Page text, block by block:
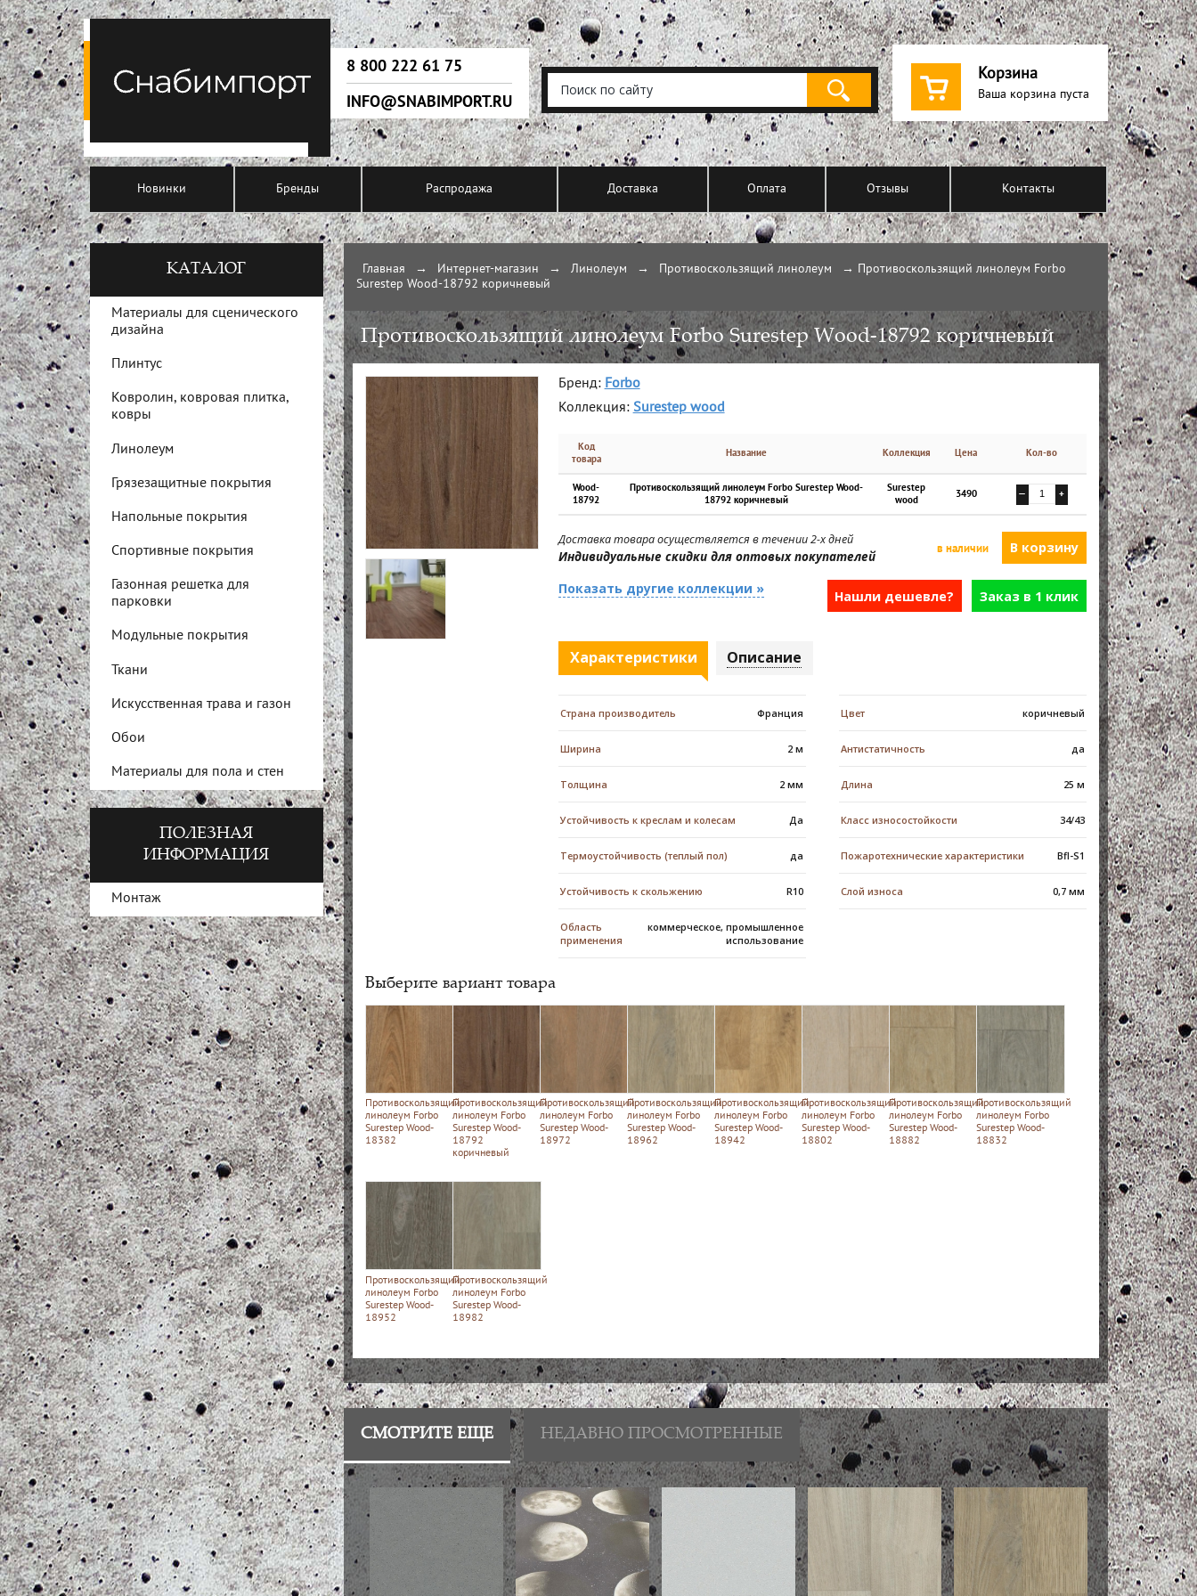
8 800 222 61 75
INFO@SNABIMPORT.RU
Корзина
Ваша корзина пуста
Новинки Бренды Распродажа Доставка Оплата Отзывы Контакты
Главная → Интернет-магазин → Линолеум → Противоскользящий линолеум →
Противоскользящий линолеум Forbo
Surestep Wood-18792 коричневый
Противоскользящий линолеум Forbo Surestep Wood-18792 коричневый
Бренд: Forbo
Коллекция: Surestep wood
Код
товара
Название Коллекция Цена Кол-во
Wood-
18792
Противоскользящий линолеум Forbo Surestep Wood-
18792 коричневый
Surestep
wood
3490 — +
Доставка товара осуществляется в течении 2-х дней
Индивидуальные скидки для оптовых покупателей в наличии
Показать другие коллекции » Заказ в 1 клик
Нашли дешевле?
Характеристики Описание
Страна производитель Франция Цвет коричневый
Антистатичность да
Ширина 2 м
Толщина 2 мм Длина 25 м
Класс износостойкости 34/43
Устойчивость к креслам и колесам Да
Термоустойчивость (теплый пол) да Пожаротехнические характеристики Вfl-S1
Слой износа 0,7 мм
Устойчивость к скольжению R10
Область
применения
коммерческое, промышленное
использование
Выберите вариант товара
Противоскользящий
линолеум Forbo
Surestep Wood-
18382
Противоскользящий
линолеум Forbo
Surestep Wood-
18792
коричневый
Противоскользящий
линолеум Forbo
Surestep Wood-
18972
Противоскользящий
линолеум Forbo
Surestep Wood-
18962
Противоскользящий
линолеум Forbo
Surestep Wood-
18942
Противоскользящий
линолеум Forbo
Surestep Wood-
18802
Противоскользящий
линолеум Forbo
Surestep Wood-
18882
Противоскользящий
линолеум Forbo
Surestep Wood-
18832
Противоскользящий
линолеум Forbo
Surestep Wood-
18952
Противоскользящий
линолеум Forbo
Surestep Wood-
18982
СМОТРИТЕ ЕЩЕ НЕДАВНО ПРОСМОТРЕННЫЕ
КАТАЛОГ
Материалы для сценического
дизайна
Плинтус
Ковролин, ковровая плитка,
ковры
Линолеум
Грязезащитные покрытия
Напольные покрытия
Спортивные покрытия
Газонная решетка для
парковки
Модульные покрытия
Ткани
Искусственная трава и газон
Обои
Материалы для пола и стен
ПОЛЕЗНАЯ
ИНФОРМАЦИЯ
Монтаж